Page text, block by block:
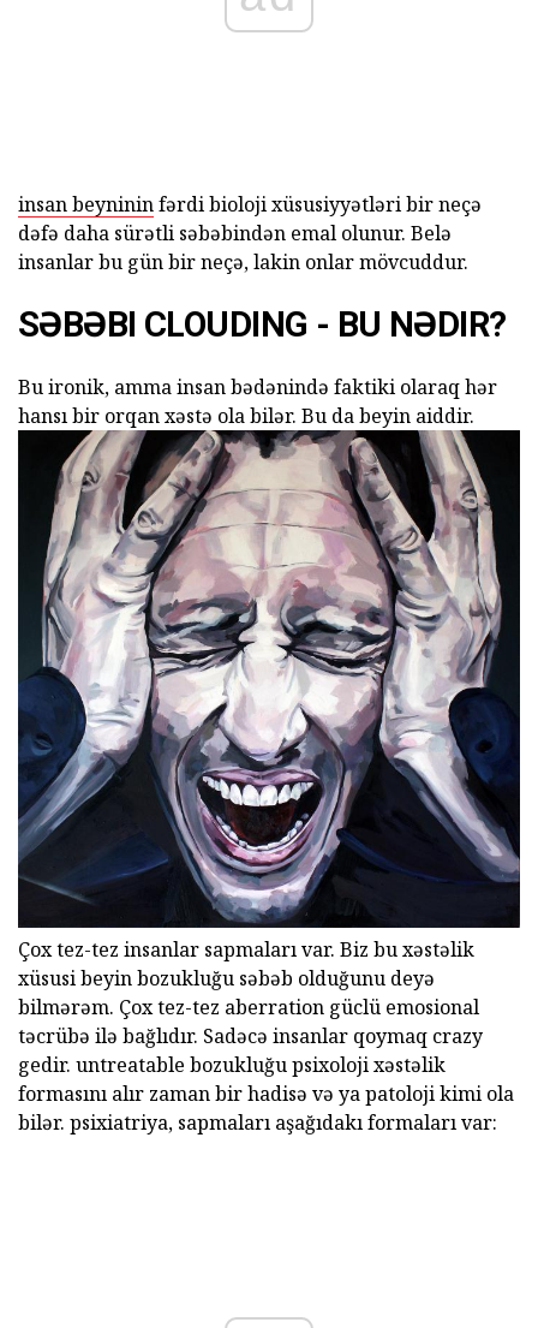
insan beynininfərdi bioloji xüsusiyyətləri bir neçə
dəfə daha sürətli səbəbindən emal olunur. Belə
insanlar bu gün bir neçə, lakin onlar mövcuddur.
SƏBƏBI CLOUDING - BU NƏDIR?
Bu ironik, amma insan bədənində faktiki olaraq hər
hansı bir orqan xəstə ola bilər. Bu da beyin aiddir.
Çox tez-tez insanlar sapmaları var. Biz bu xəstəlik
xüsusi beyin bozukluğu səbəb olduğunu deyə
bilmərəm. Çox tez-tez aberration güclü emosional
təcrübə ilə bağlıdır. Sadəcə insanlar qoymaq crazy
gedir. untreatable bozukluğu psixoloji xəstəlik
formasını alır zaman bir hadisə və ya patoloji kimi ola
bilər. psixiatriya, sapmaları aşağıdakı formaları var: